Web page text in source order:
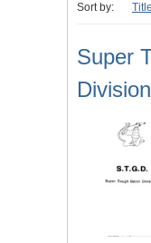
Sort by: Title
Super
Division